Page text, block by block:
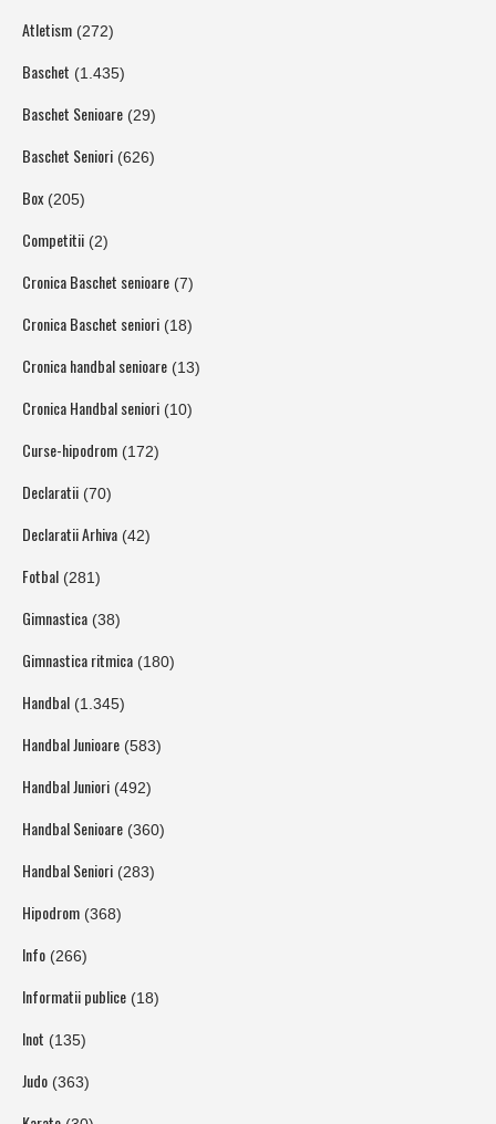
Atletism (272)
Baschet (1.435)
Baschet Senioare (29)
Baschet Seniori (626)
Box (205)
Competitii (2)
Cronica Baschet senioare (7)
Cronica Baschet seniori (18)
Cronica handbal senioare (13)
Cronica Handbal seniori (10)
Curse-hipodrom (172)
Declaratii (70)
Declaratii Arhiva (42)
Fotbal (281)
Gimnastica (38)
Gimnastica ritmica (180)
Handbal (1.345)
Handbal Junioare (583)
Handbal Juniori (492)
Handbal Senioare (360)
Handbal Seniori (283)
Hipodrom (368)
Info (266)
Informatii publice (18)
Inot (135)
Judo (363)